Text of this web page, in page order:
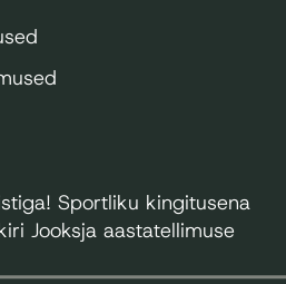
Sportliku kingitusena
Jooksja aastatellimuse